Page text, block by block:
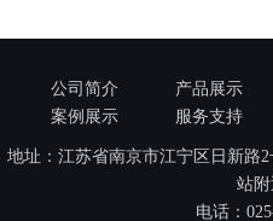
公司简介 产品展示
案例展示
服务支持
地址：江苏省南京市江宁区日新路
站附
电话：